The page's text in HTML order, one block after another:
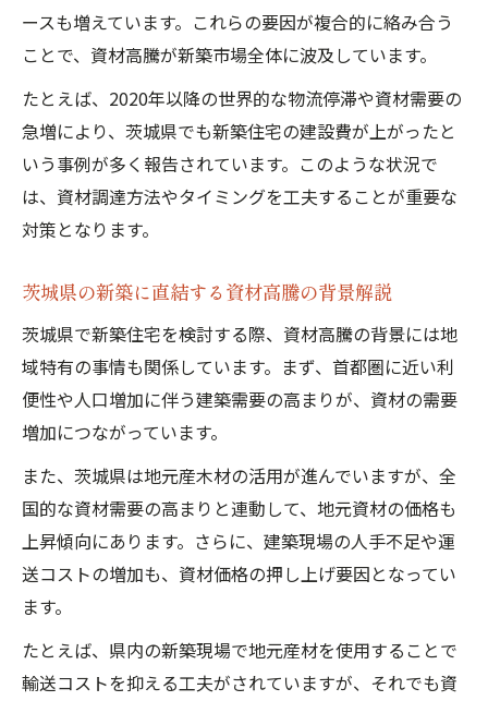
ースも増えています。これらの要因が複合的に絡み合う
ことで、資材高騰が新築市場全体に波及しています。
たとえば、2020年以降の世界的な物流停滞や資材需要の
急増により、茨城県でも新築住宅の建設費が上がったと
いう事例が多く報告されています。このような状況で
は、資材調達方法やタイミングを工夫することが重要な
対策となります。
茨城県の新築に直結する資材高騰の背景解説
茨城県で新築住宅を検討する際、資材高騰の背景には地
域特有の事情も関係しています。まず、首都圏に近い利
便性や人口増加に伴う建築需要の高まりが、資材の需要
増加につながっています。
また、茨城県は地元産木材の活用が進んでいますが、全
国的な資材需要の高まりと連動して、地元資材の価格も
上昇傾向にあります。さらに、建築現場の人手不足や運
送コストの増加も、資材価格の押し上げ要因となってい
ます。
たとえば、県内の新築現場で地元産材を使用することで
輸送コストを抑える工夫がされていますが、それでも資